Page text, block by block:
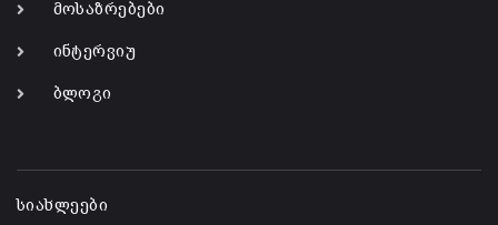
მოსაზრებები
ინტერვიუ
ბლოგი
სიახლეები